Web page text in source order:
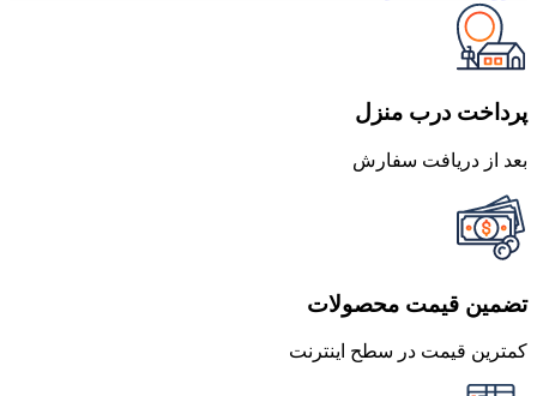
پرداخت درب منزل
بعد از دریافت سفارش
تضمین قیمت محصولات
کمترین قیمت در سطح اینترنت